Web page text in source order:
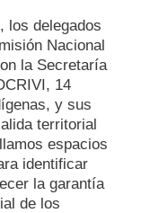
los delegados
Nacional
la Secretaría
14
y sus
territorial
espacios
identificar
la garantía
de los